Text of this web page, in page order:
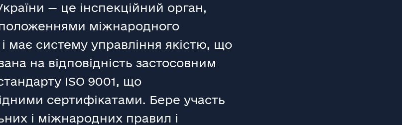
— це інспекційний орган,
міжнародного
має систему управління якістю, що
на відповідність застосовним
ISO 9001, що
сертифікатами. Бере участь
і міжнародних правил і